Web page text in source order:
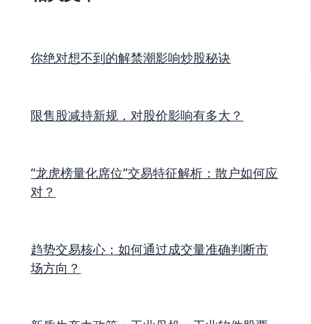
你绝对想不到的解禁潮影响炒股秘诀
限售股减持新规，对股价影响有多大？
“龙虎榜量化席位”交易特征解析：散户如何应
对？
趋势交易核心：如何通过成交量准确判断市
场方向？